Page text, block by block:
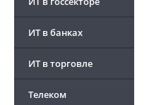
ИТ в банках
ИТ в торговле
Телеком